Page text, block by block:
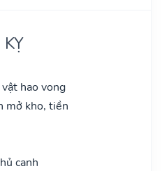
hao vong
mở kho, tiền
canh